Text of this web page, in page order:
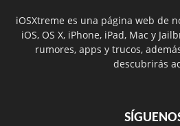
iOSXtreme es una página web de
iOS, OS X, iPhone, iPad, Mac y
rumores, apps y trucos,
descubrirás